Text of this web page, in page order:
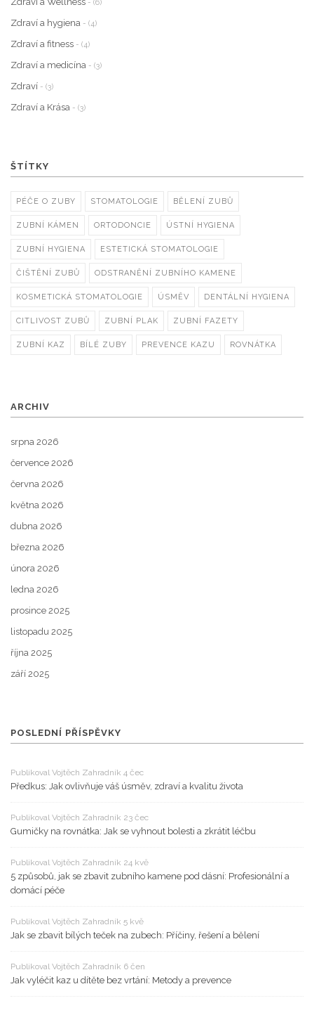
- (6)
Zdraví a hygiena - (4)
Zdraví a fitness - (4)
Zdraví a medicína - (3)
Zdraví - (3)
Zdraví a Krása - (3)
ŠTÍTKY
PÉČE O ZUBY STOMATOLOGIE BĚLENÍ ZUBŮ
ZUBNÍ KÁMEN ORTODONCIE ÚSTNÍ HYGIENA
ZUBNÍ HYGIENA ESTETICKÁ STOMATOLOGIE
ČIŠTĚNÍ ZUBŮ ODSTRANĚNÍ ZUBNÍHO KAMENE
KOSMETICKÁ STOMATOLOGIE ÚSMĚV DENTÁLNÍ HYGIENA
CITLIVOST ZUBŮ ZUBNÍ PLAK ZUBNÍ FAZETY
ZUBNÍ KAZ BÍLÉ ZUBY PREVENCE KAZU ROVNÁTKA
ARCHIV
srpna 2026
července 2026
června 2026
května 2026
dubna 2026
března 2026
února 2026
ledna 2026
prosince 2025
listopadu 2025
října 2025
září 2025
POSLEDNÍ PŘÍSPĚVKY
Publikoval Vojtěch Zahradník 4 čec
Předkus: Jak ovlivňuje váš úsměv, zdraví a kvalitu života
Publikoval Vojtěch Zahradník 23 čec
Gumičky na rovnátka: Jak se vyhnout bolesti a zkrátit léčbu
Publikoval Vojtěch Zahradník 24 kvě
5 způsobů, jak se zbavit zubního kamene pod dásní: Profesionální a
domácí péče
Publikoval Vojtěch Zahradník 5 kvě
Jak se zbavit bílých teček na zubech: Příčiny, řešení a bělení
Publikoval Vojtěch Zahradník 6 čen
Jak vyléčit kaz u dítěte bez vrtání: Metody a prevence